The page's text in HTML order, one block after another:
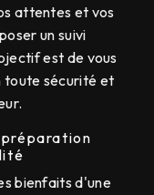
attentes et vos
un suivi
est de vous
toute sécurité et
bienfaits d'une